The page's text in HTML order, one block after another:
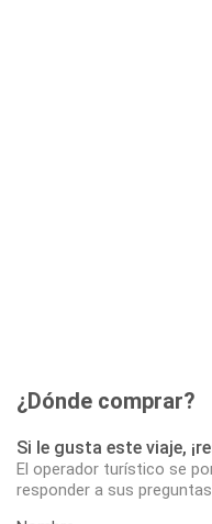
¿Dónde comprar?
Si le gusta este viaje,
El operador turístico se
responder a sus